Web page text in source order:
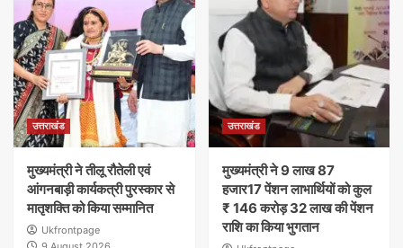
उत्तराखंड
मुख्यमंत्री ने तीलू रौतेली एवं
आंगनबाड़ी कार्यकत्री पुरस्कार से
मातृशक्ति को किया सम्मानित
Ukfrontpage
उत्तराखंड
मुख्यमंत्री ने 9 लाख 87
हजार17 पेंशन लाभार्थियों को कुल
₹ 146 करोड़ 32 लाख की पेंशन
राशि का किया भुगतान